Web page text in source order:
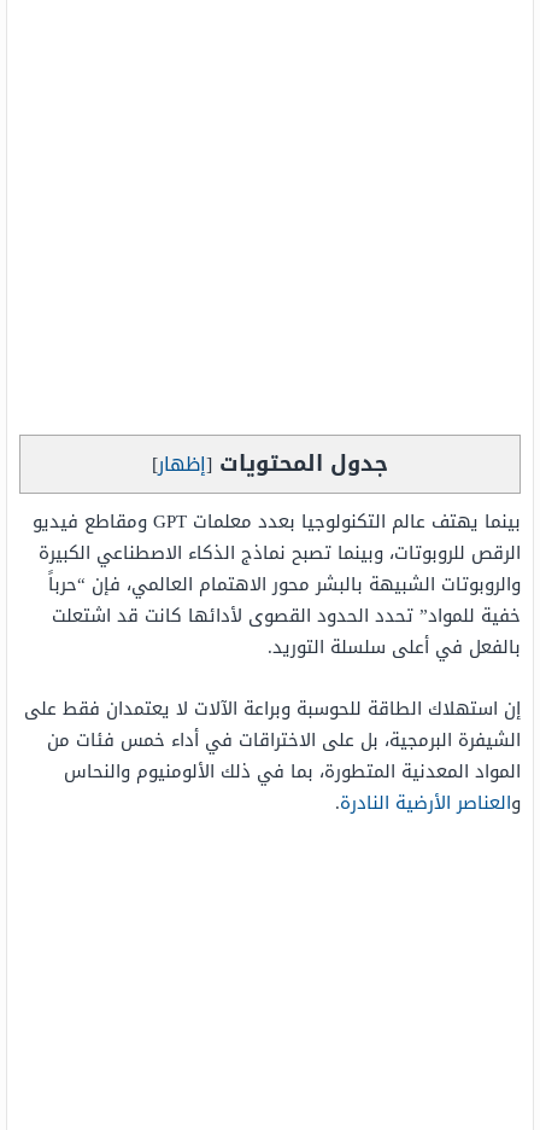
جدول المحتويات [إظهار]
بينما يهتف عالم التكنولوجيا بعدد معلمات GPT ومقاطع فيديو
الرقص للروبوتات، وبينما تصبح نماذج الذكاء الاصطناعي الكبيرة
والروبوتات الشبيهة بالبشر محور الاهتمام العالمي، فإن “حرباً
خفية للمواد” تحدد الحدود القصوى لأدائها كانت قد اشتعلت
بالفعل في أعلى سلسلة التوريد.
إن استهلاك الطاقة للحوسبة وبراعة الآلات لا يعتمدان فقط على
الشيفرة البرمجية، بل على الاختراقات في أداء خمس فئات من
المواد المعدنية المتطورة، بما في ذلك الألومنيوم والنحاس
والعناصر الأرضية النادرة.